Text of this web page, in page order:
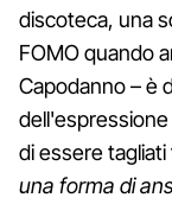
discoteca, una
FOMO quando
Capodanno – è
di essere
una forma di